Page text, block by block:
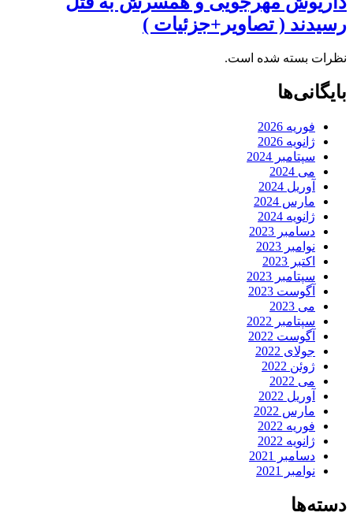
رسیدند ( تصاویر+جزئیات )
نظرات بسته شده است.
بایگانی‌ها
فوریه 2026
ژانویه 2026
سپتامبر 2024
می 2024
آوریل 2024
مارس 2024
ژانویه 2024
دسامبر 2023
نوامبر 2023
اکتبر 2023
سپتامبر 2023
آگوست 2023
می 2023
سپتامبر 2022
آگوست 2022
جولای 2022
ژوئن 2022
می 2022
آوریل 2022
مارس 2022
فوریه 2022
ژانویه 2022
دسامبر 2021
نوامبر 2021
دسته‌ها